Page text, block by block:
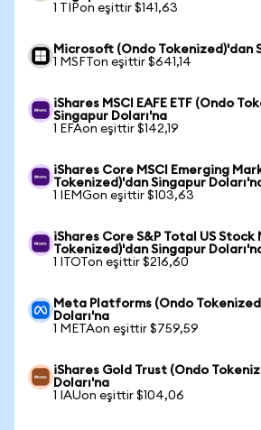
1 TIPon eşittir $141,63
Microsoft (Ondo Tokenized)'dan
1 MSFTon eşittir $641,14
iShares MSCI EAFE ETF (Ondo
Singapur Doları'na
1 EFAon eşittir $142,19
iShares Core MSCI Emerging
Tokenized)'dan Singapur
1 IEMGon eşittir $103,63
iShares Core S&P Total US Stock
Tokenized)'dan Singapur
1 ITOTon eşittir $216,60
Meta Platforms (Ondo
Doları'na
1 METAon eşittir $759,59
iShares Gold Trust (Ondo
Doları'na
1 IAUon eşittir $104,06